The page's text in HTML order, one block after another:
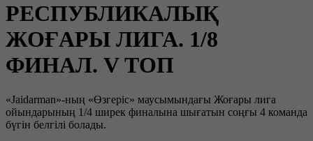
РЕСПУБЛИКАЛЫҚ
ЖОҒАРЫ ЛИГА. 1/8
ФИНАЛ. V ТОП
«Jaidarman»-ның «Өзгеріс» маусымындағы Жоғары лига
ойындарының 1/4 ширек финалына шығатын соңғы 4 команда
бүгін белгілі болады.